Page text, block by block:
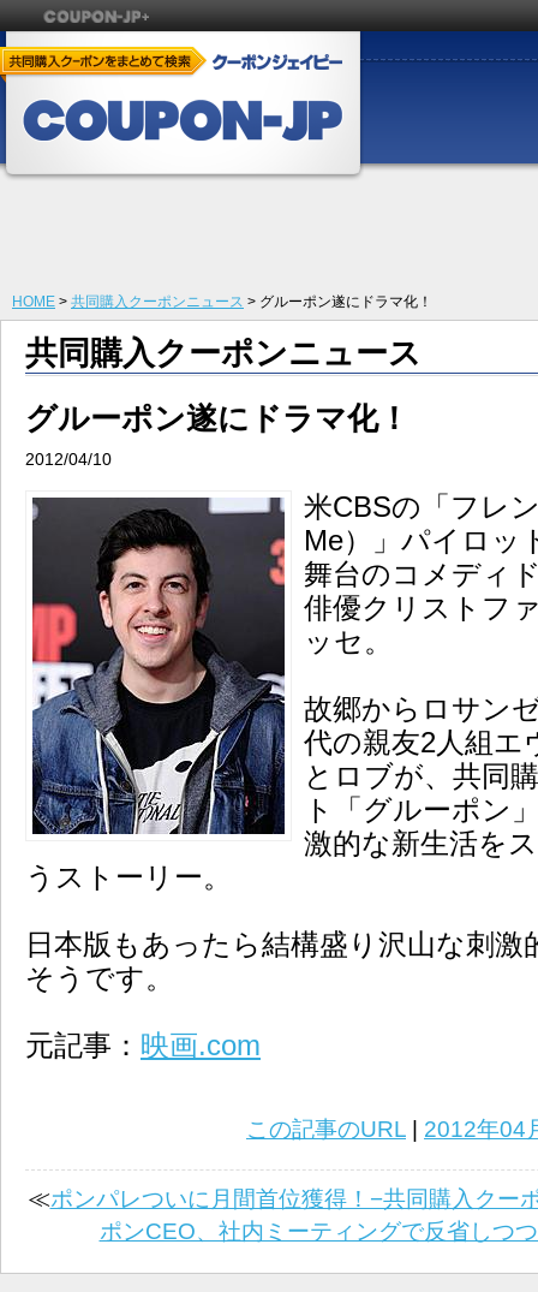
HOME > 共同購入クーポンニュース > グルーポン遂にドラマ化！
共同購入クーポンニュース
グルーポン遂にドラマ化！
2012/04/10
米CBSの「フレ
Me）」パイロッ
舞台のコメディ
俳優クリストフ
ッセ。
故郷からロサン
代の親友2人組エ
とロブが、共同
ト「グルーポン
激的な新生活を
うストーリー。
日本版もあったら結構盛り沢山な刺
そうです。
元記事： 映画.com
この記事のURL 2012年04
≪ポンパレついに月間首位獲得！−共同購入クー
ポンCEO、社内ミーティングで反省しつ